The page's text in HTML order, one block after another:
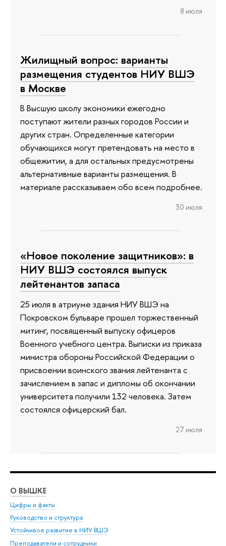
8 июля
Жилищный вопрос: варианты
размещения студентов НИУ ВШЭ
в Москве
В Высшую школу экономики ежегодно
поступают жители разных городов России и
других стран. Определенные категории
обучающихся могут претендовать на место в
общежитии, а для остальных предусмотрены
альтернативные варианты размещения. В
материале рассказываем обо всем подробнее.
30 июля
«Новое поколение защитников»: в
НИУ ВШЭ состоялся выпуск
лейтенантов запаса
25 июля в атриуме здания НИУ ВШЭ на
Покровском бульваре прошел торжественный
митинг, посвященный выпуску офицеров
Военного учебного центра. Выписки из приказа
министра обороны Российской Федерации о
присвоении воинского звания лейтенанта с
зачислением в запас и дипломы об окончании
университета получили 132 человека. Затем
состоялся офицерский бал.
27 июля
О ВЫШКЕ
Цифры и факты
Руководство и структура
Устойчивое развитие в НИУ ВШЭ
Преподаватели и сотрудники